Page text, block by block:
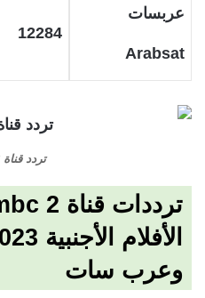
عربسات
Arabsat
12284
تردد قناة mbc 2
وعرب سات